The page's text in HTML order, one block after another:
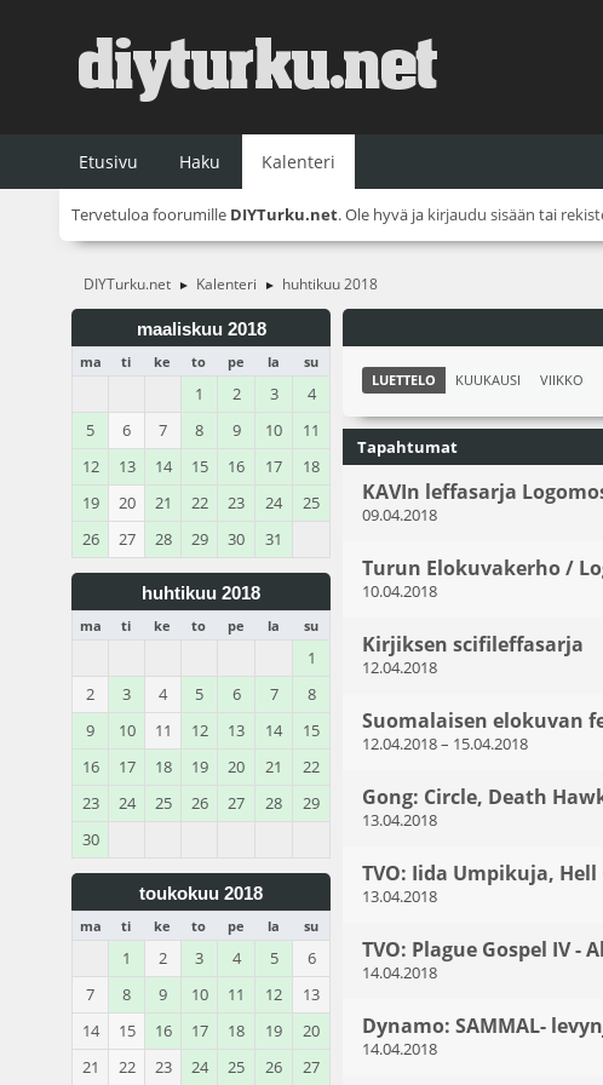
Etusivu Haku Kalenteri
Tervetuloa foorumille DIYTurku.net. Ole hyvä ja kirjaudu sisään tai
DIYTurku.net ► Kalenteri ► huhtikuu 2018
maaliskuu 2018
ma ti ke to pe la su
1 2 3
4
5
6 7 8 9 10
11
12
13 14 15 16 17
18
19
20 21 22 23 24
25
26
27 28 29 30 31
huhtikuu 2018
ma ti ke to pe la su
1
2
3 4 5 6 7
8
9
10 11 12 13 14
15
16
17 18 19 20 21
22
23
24 25 26 27 28
29
30
toukokuu 2018
ma ti ke to pe la su
1 2 3 4 5
6
7
8 9 10 11 12
13
14
15 16 17 18 19
20
21
22 23 24 25 26 27
LUETTELO KUUKAUSI VIIKKO
Tapahtumat
KAVIn leffasarja
09.04.2018
Turun Elokuvakerho /
10.04.2018
Kirjiksen scifileffasarja
12.04.2018
Suomalaisen elokuvan
12.04.2018– 15.04.2018
Gong: Circle, Death
13.04.2018
TVO: Iida Umpikuja,
13.04.2018
TVO: Plague Gospel IV
14.04.2018
Dynamo: SAMMAL-
14.04.2018